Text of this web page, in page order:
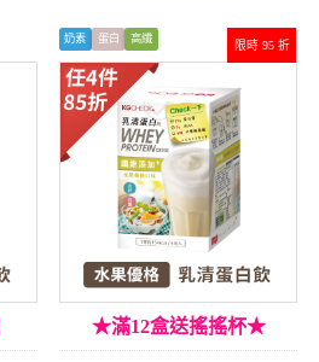
限時 95 折
奶素 蛋白 高纖
★滿12盒送搖搖杯★